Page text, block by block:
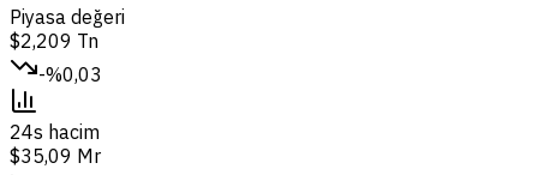
Piyasa değeri
$2,209 Tn
-%0,03
24s hacim
$35,09 Mr